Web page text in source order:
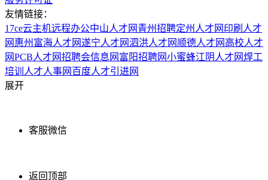
友情链接：
17ce云主机远程办公中山人才网 青州招聘定州人才网 印刷人才
网 惠州富海人才网遂宁人才网泗洪人才网 顺德人才网 高校人才
网PCB人才网招聘会信息网 富阳招聘网小蜜蜂江阴人才网焊工
培训 人才人事网 百度人才引进网
展开
客服微信
返回顶部